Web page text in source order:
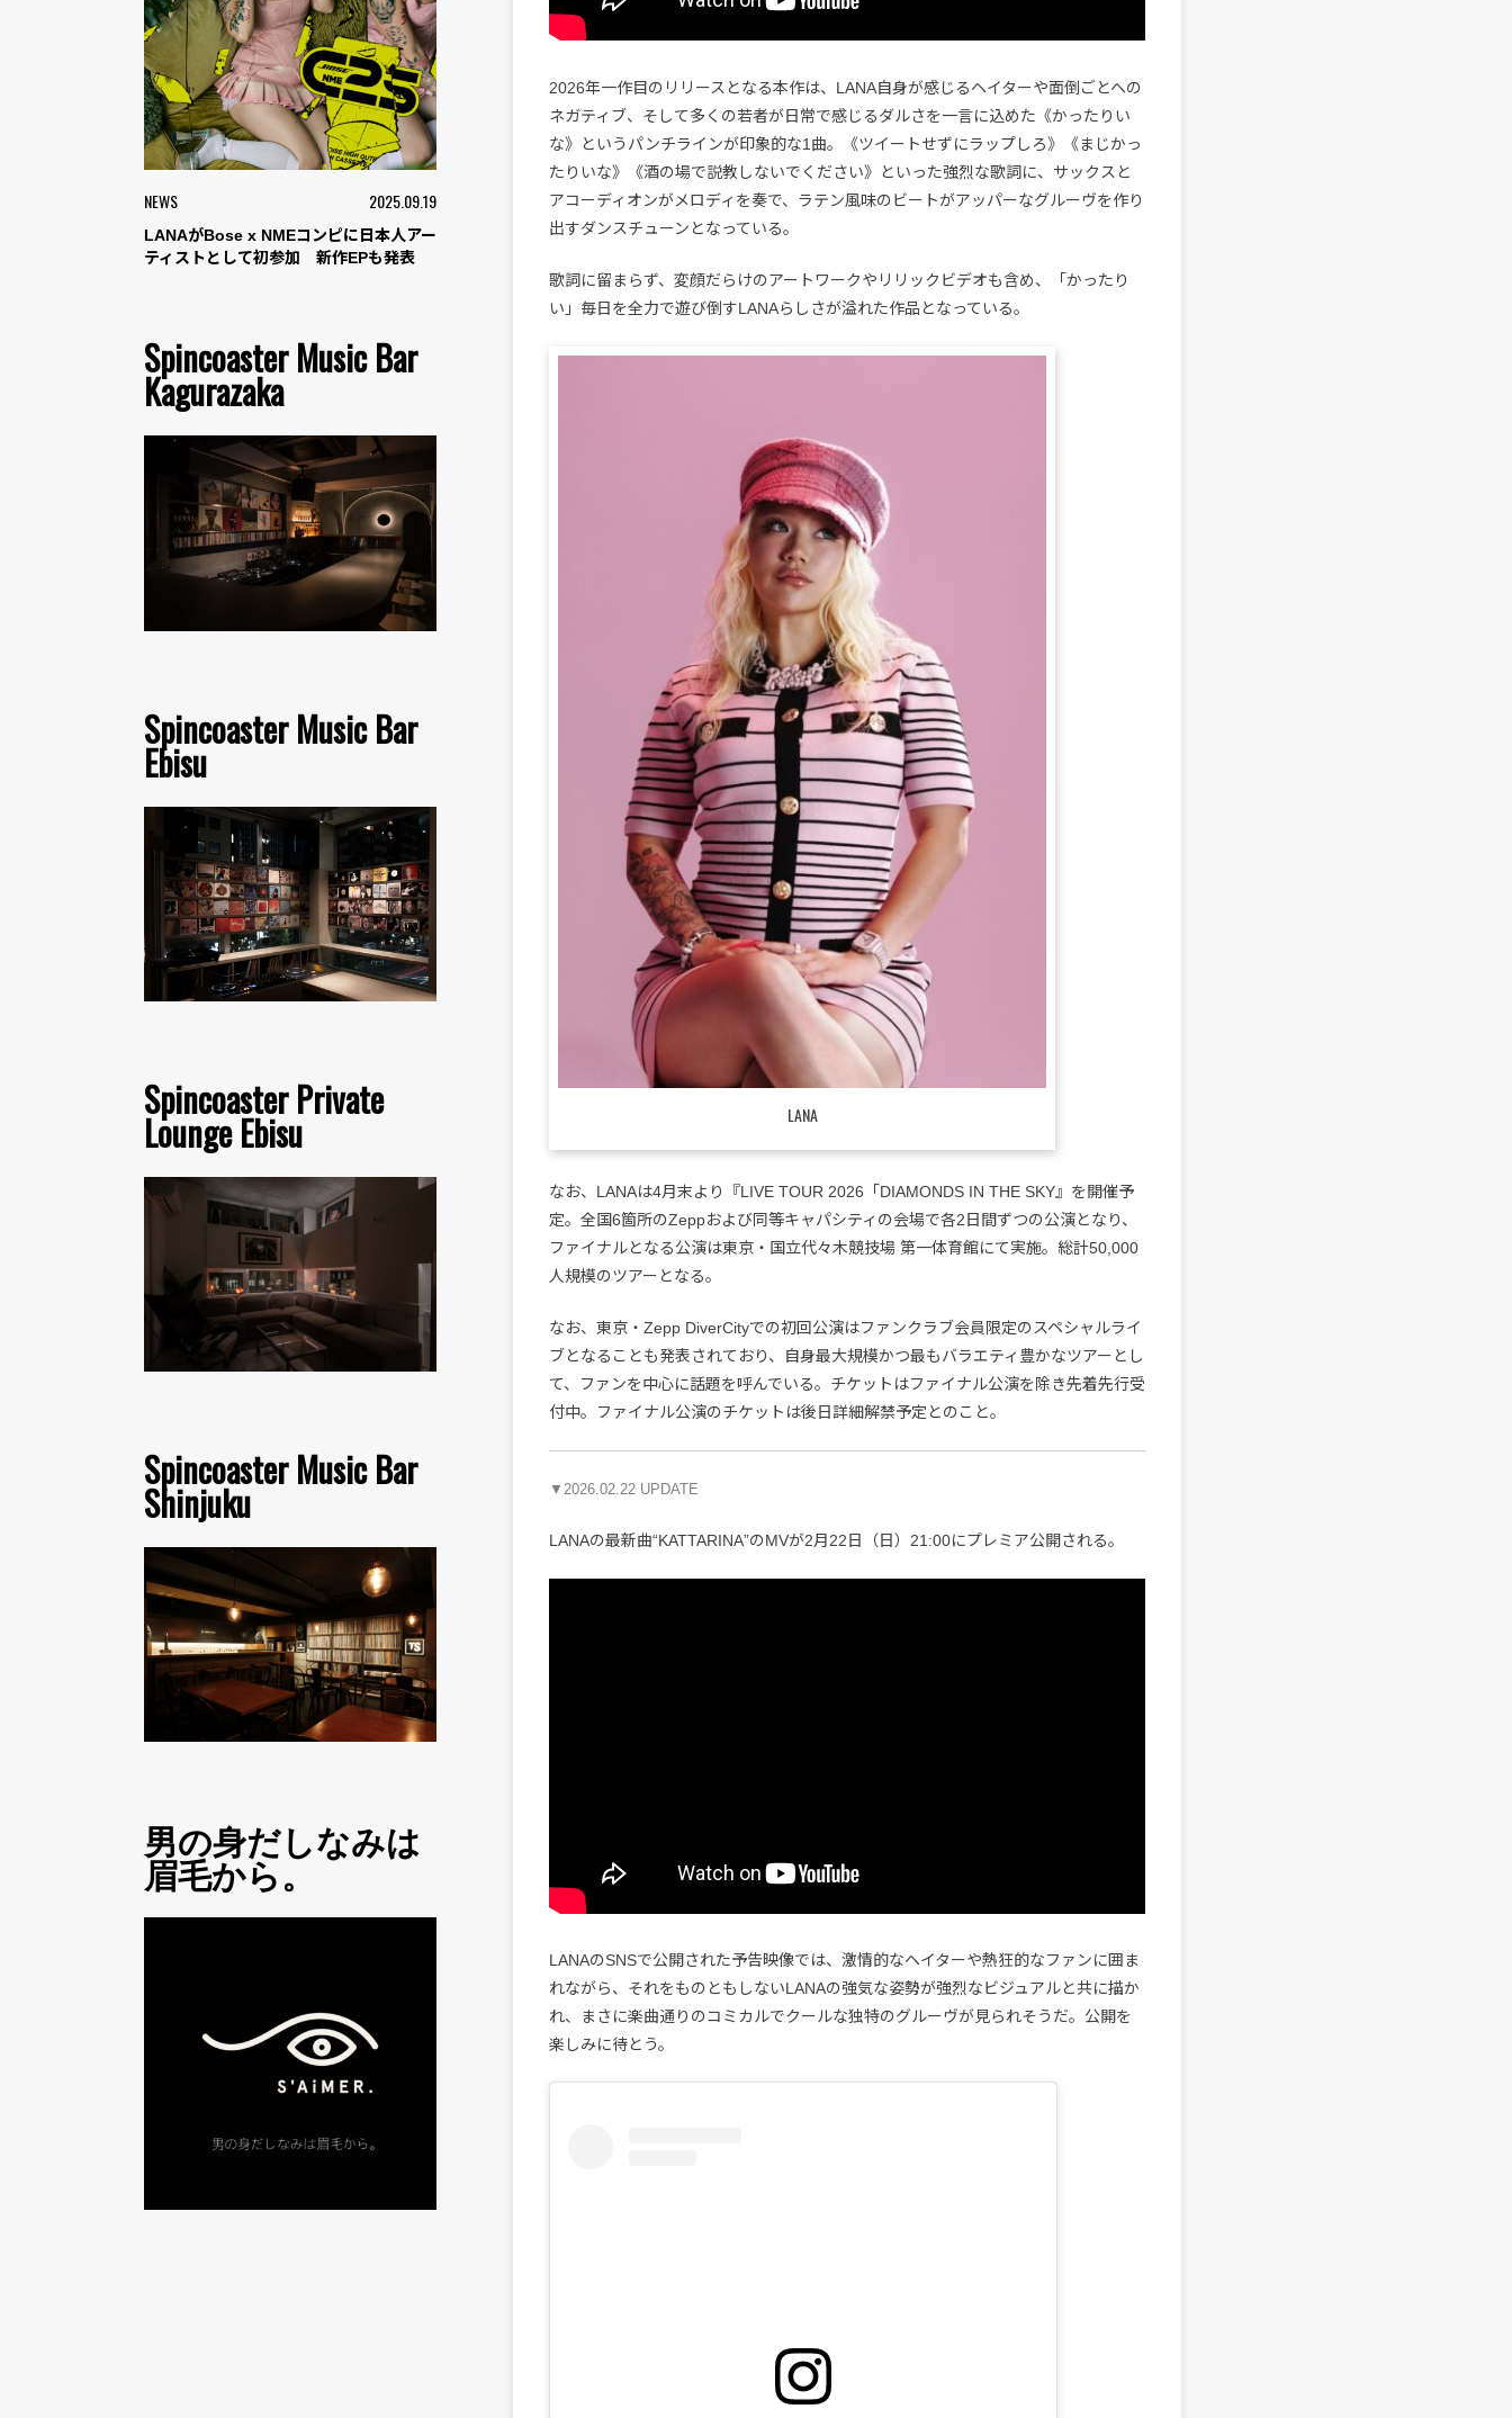
NEWS 2025.09.19
LANAがBose x NMEコンピに日本人アー
ティストとして初参加 新作EPも発表
Spincoaster Music Bar
Kagurazaka
Spincoaster Music Bar
Ebisu
Spincoaster Private
Lounge Ebisu
Spincoaster Music Bar
Shinjuku
男の身だしなみは
眉毛から。
2026年一作目のリリースとなる本作は、LANA自身が感じるヘイターや面倒ごとへの
ネガティブ、そして多くの若者が日常で感じるダルさを一言に込めた《かったりい
な》というパンチラインが印象的な1曲。《ツイートせずにラップしろ》《まじかっ
たりいな》《酒の場で説教しないでください》といった強烈な歌詞に、サックスと
アコーディオンがメロディを奏で、ラテン風味のビートがアッパーなグルーヴを作り
出すダンスチューンとなっている。
歌詞に留まらず、変顔だらけのアートワークやリリックビデオも含め、「かったり
い」毎日を全力で遊び倒すLANAらしさが溢れた作品となっている。
LANA
なお、LANAは4月末より『LIVE TOUR 2026「DIAMONDS IN THE SKY』を開催予
定。全国6箇所のZeppおよび同等キャパシティの会場で各2日間ずつの公演となり、
ファイナルとなる公演は東京・国立代々木競技場 第一体育館にて実施。総計50,000
人規模のツアーとなる。
なお、東京・Zepp DiverCityでの初回公演はファンクラブ会員限定のスペシャルライ
ブとなることも発表されており、自身最大規模かつ最もバラエティ豊かなツアーとし
て、ファンを中心に話題を呼んでいる。チケットはファイナル公演を除き先着先行受
付中。ファイナル公演のチケットは後日詳細解禁予定とのこと。
▼2026.02.22 UPDATE
LANAの最新曲“KATTARINA”のMVが2月22日（日）21:00にプレミア公開される。
LANAのSNSで公開された予告映像では、激情的なヘイターや熱狂的なファンに囲ま
れながら、それをものともしないLANAの強気な姿勢が強烈なビジュアルと共に描か
れ、まさに楽曲通りのコミカルでクールな独特のグルーヴが見られそうだ。公開を
楽しみに待とう。